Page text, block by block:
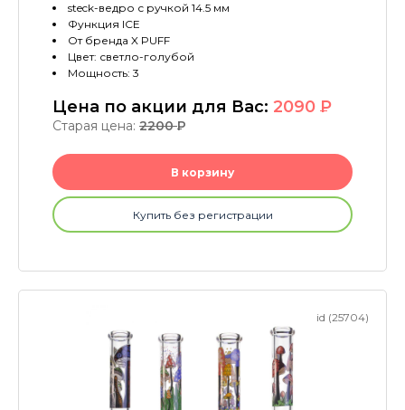
steck-ведро с ручкой 14.5 мм
Функция ICE
От бренда X PUFF
Цвет: светло-голубой
Мощность: 3
Цена по акции для Вас: 2090 P
Старая цена: 2200P
В корзину
Купить без регистрации
id (25704)